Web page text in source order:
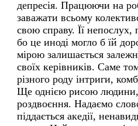
депресія. Працюючи на
заважати всьому
свою справу. Її непослух,
бо це иноді могло б їй
мірою залишається
своїх керівників. Саме
різного роду інтриги,
Ще однією рисою людини,
роздвоєння. Надаємо
піддається акедії,